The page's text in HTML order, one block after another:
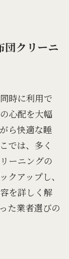
団クリーニ
時に利用で
心配を大幅
ら快適な睡
では、多く
ーニングの
クアップし、
を詳しく解
た業者選びの